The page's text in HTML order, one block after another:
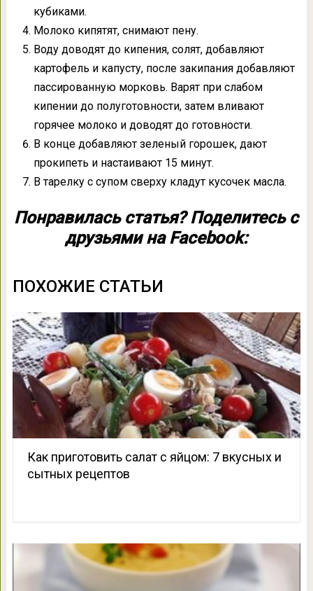
кубиками.
Молоко кипятят, снимают пену.
Воду доводят до кипения, солят, добавляют
картофель и капусту, после закипания добавляют
пассированную морковь. Варят при слабом
кипении до полуготовности, затем вливают
горячее молоко и доводят до готовности.
В конце добавляют зеленый горошек, дают
прокипеть и настаивают 15 минут.
В тарелку с супом сверху кладут кусочек масла.
Понравилась статья? Поделитесь с
друзьями на Facebook:
ПОХОЖИЕ СТАТЬИ
Как приготовить салат с яйцом: 7 вкусных и
сытных рецептов